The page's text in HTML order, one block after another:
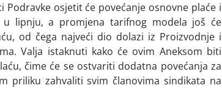
Podravke osjetit će povećanje osnovne plaće i
lipnju, a promjena tarifnog modela još će
od čega najveći dio dolazi iz Proizvodnje i
Valja istaknuti kako će ovim Aneksom biti
čime će se ostvariti dodatna povećanja za
priliku zahvaliti svim članovima sindikata na